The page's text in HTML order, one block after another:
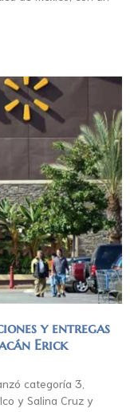
y entregas
Erick
categoría 3,
y Salina Cruz y